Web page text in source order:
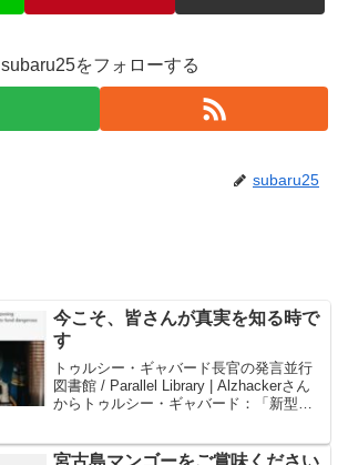
subaru25をフォローする
subaru25
今こそ、皆さんが真実を知る時で
す
トゥルシー・ギャバード長官の発言並行
図書館 / Parallel Library | Alzhackerさん
からトゥルシー・ギャバード：「新型コ
であったファウチ博士は、武...